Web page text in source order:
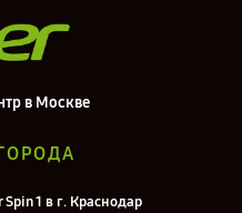
в Москве
1 в г. Краснодар